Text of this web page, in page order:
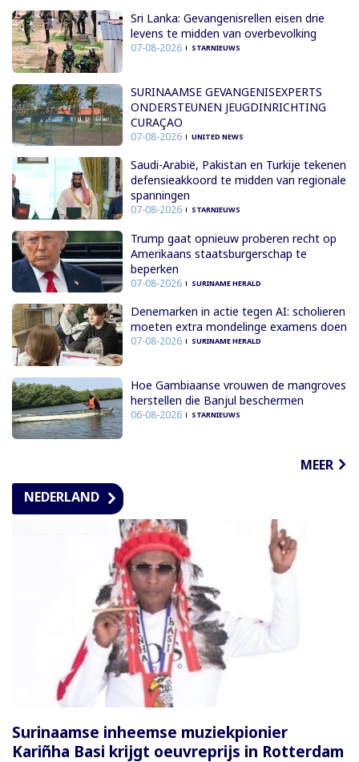
Sri Lanka: Gevangenisrellen eisen drie
levens te midden van overbevolking
07-08-2026 STARNIEUWS
SURINAAMSE GEVANGENISEXPERTS
ONDERSTEUNEN JEUGDINRICHTING
CURAÇAO
07-08-2026 UNITED NEWS
Saudi-Arabië, Pakistan en Turkije tekenen
defensieakkoord te midden van regionale
spanningen
07-08-2026 STARNIEUWS
Trump gaat opnieuw proberen recht op
Amerikaans staatsburgerschap te
beperken
07-08-2026 SURINAME HERALD
Denemarken in actie tegen AI: scholieren
moeten extra mondelinge examens doen
07-08-2026 SURINAME HERALD
Hoe Gambiaanse vrouwen de mangroves
herstellen die Banjul beschermen
06-08-2026 STARNIEUWS
MEER
NEDERLAND
Surinaamse inheemse muziekpionier
Kariñha Basi krijgt oeuvreprijs in Rotterdam